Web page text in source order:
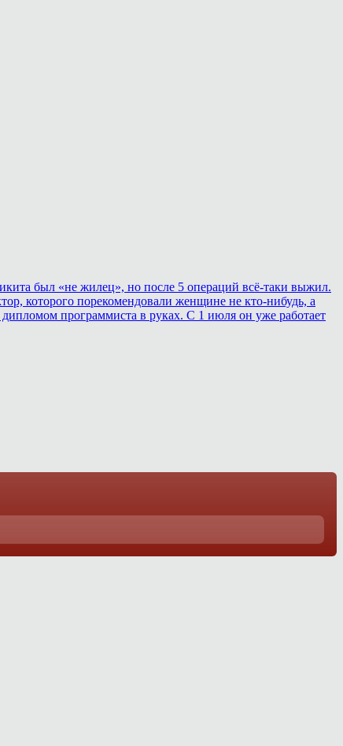
был «не жилец», но после 5 операций всё-таки выжил.
которого порекомендовали женщине не кто-нибудь, а
программиста в руках. С 1 июля он уже работает